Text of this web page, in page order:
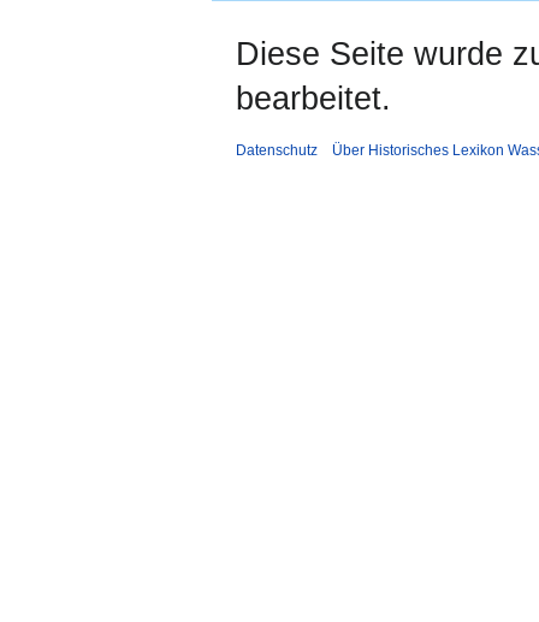
Diese Seite wurde
bearbeitet.
Datenschutz Über Historisches Lexikon